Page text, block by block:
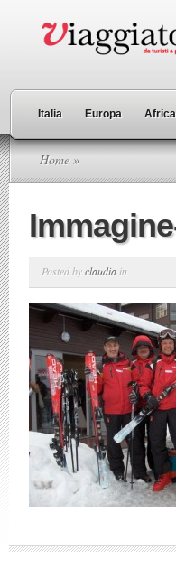
Italia Europa Africa
Home »
Posted byclaudia in